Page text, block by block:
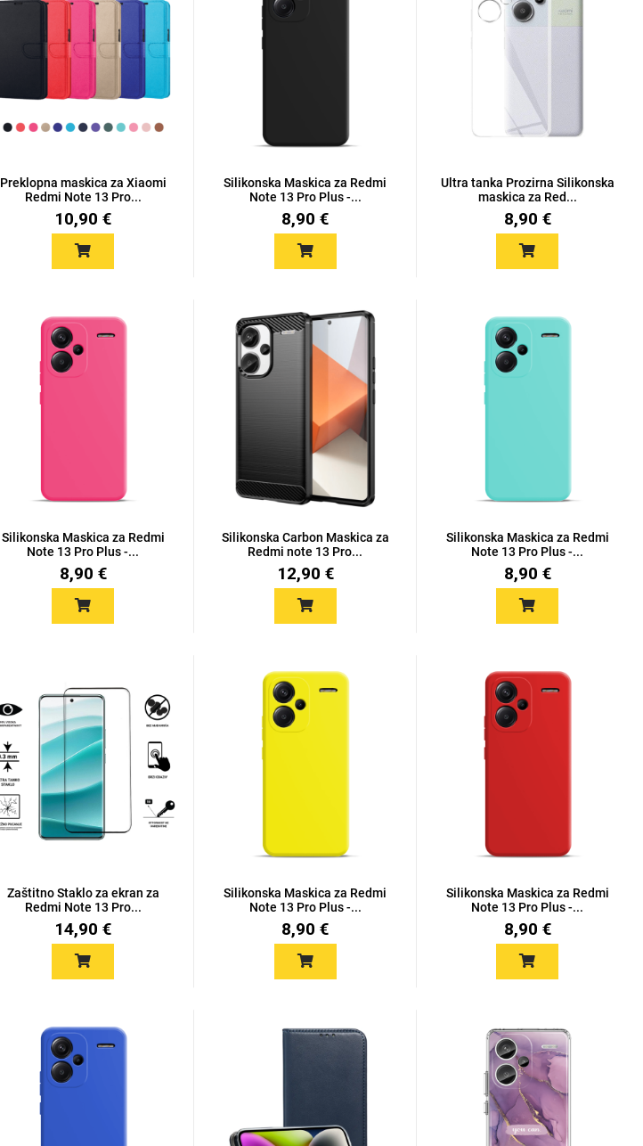
Preklopna maskica za Xiaomi
Redmi Note 13 Pro...
10,90 €
Silikonska Maskica za Redmi
Note 13 Pro Plus -...
8,90 €
Ultra tanka Prozirna Silikonska
maskica za Red...
8,90 €
Silikonska Maskica za Redmi
Note 13 Pro Plus -...
8,90 €
Silikonska Carbon Maskica za
Redmi note 13 Pro...
12,90 €
Silikonska Maskica za Redmi
Note 13 Pro Plus -...
8,90 €
Zaštitno Staklo za ekran za
Redmi Note 13 Pro...
14,90 €
Silikonska Maskica za Redmi
Note 13 Pro Plus -...
8,90 €
Silikonska Maskica za Redmi
Note 13 Pro Plus -...
8,90 €